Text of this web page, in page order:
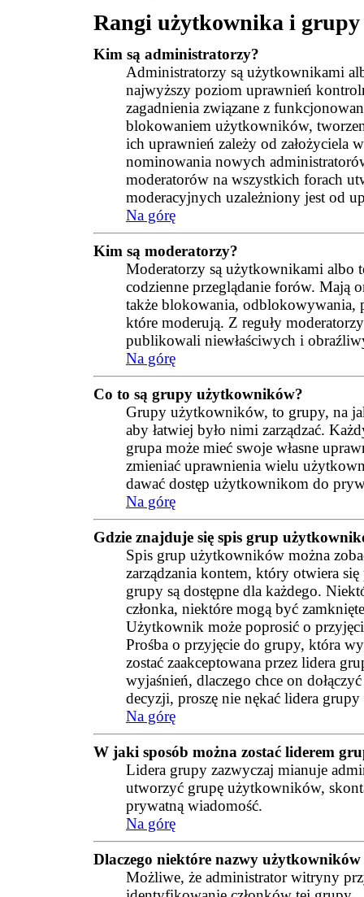
Rangi użytkownika i grupy
Kim są administratorzy?
Administratorzy są użytkownikami
najwyższy poziom uprawnień
zagadnienia związane z
blokowaniem użytkowników,
ich uprawnień zależy od
nominowania nowych
moderatorów na wszystkich forach
moderacyjnych uzależniony jest od
Na górę
Kim są moderatorzy?
Moderatorzy są użytkownikami albo
codzienne przeglądanie forów. Mają
także blokowania, odblokowywania,
które moderują. Z reguły
publikowali niewłaściwych i
Na górę
Co to są grupy użytkowników?
Grupy użytkowników, to grupy, na
aby łatwiej było nimi zarządzać.
grupa może mieć swoje własne
zmieniać uprawnienia wielu
dawać dostęp użytkownikom do
Na górę
Gdzie znajduje się spis grup
Spis grup użytkowników można
zarządzania kontem, który otwiera
grupy są dostępne dla każdego.
członka, niektóre mogą być
Użytkownik może poprosić o
Prośba o przyjęcie do grupy, która
zostać zaakceptowana przez lidera
wyjaśnień, dlaczego chce on
decyzji, proszę nie nękać lidera
Na górę
W jaki sposób można zostać liderem
Lidera grupy zazwyczaj mianuje
utworzyć grupę użytkowników,
prywatną wiadomość.
Na górę
Dlaczego niektóre nazwy
Możliwe, że administrator witryny